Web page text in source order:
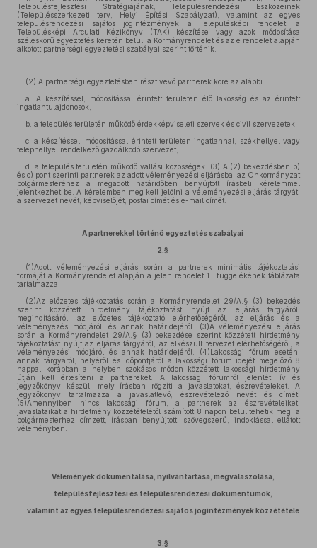
Településfejlesztési Stratégiájának, Településrendezési Eszközeinek
(Településszerkezeti terv, Helyi Építési Szabályzat), valamint az egyes
településrendezési sajátos jogintézmények a Településképi rendelet, a
Településképi Arculati Kézikönyv (TAK) készítése vagy azok módosítása
széleskörű egyeztetés keretén belül, a Kormányrendelet és az e rendelet alapján
alkotott partnerségi egyeztetési szabályai szerint történik.
(2) A partnerségi egyeztetésben részt vevő partnerek köre az alábbi:
a. A készítéssel, módosítással érintett területen élő lakosság és az érintett
ingatlantulajdonosok,
b. a település területén működő érdekképviseleti szervek és civil szervezetek,
c. a készítéssel, módosítással érintett területen ingatlannal, székhellyel vagy
telephellyel rendelkező gazdálkodó szervezet,
d. a település területén működő vallási közösségek. (3) A (2) bekezdésben b)
és c) pont szerinti partnerek az adott véleményezési eljárásba, az Önkormányzat
polgármesteréhez a megadott határidőben benyújtott írásbeli kérelemmel
jelentkezhet be. A kérelemben meg kell jelölni a véleményezési eljárás tárgyát,
a szervezet nevét, képviselőjét, postai címét és e-mail címét.
A partnerekkel történő egyeztetés szabályai
2.§
(1)Adott véleményezési eljárás során a partnerek minimális tájékoztatási
formáját a Kormányrendelet alapján a jelen rendelet 1.. függelékének táblázata
tartalmazza.
(2)Az előzetes tájékoztatás során a Kormányrendelet 29/A.§ (3) bekezdés
szerint közzétett hirdetmény tájékoztatást nyújt az eljárás tárgyáról,
megindításáról, az előzetes tájékoztató elérhetőségéről, az eljárás és a
véleményezés módjáról, és annak határidejéről. (3)A véleményezési eljárás
során a Kormányrendelet 29/A.§ (3) bekezdése szerint közzétett hirdetmény
tájékoztatást nyújt az eljárás tárgyáról, az elkészült tervezet elérhetőségéről, a
véleményezési módjáról és annak határidejéről. (4)Lakossági fórum esetén,
annak tárgyáról, helyéről és időpontjáról a lakossági fórum idejét megelőző 8
nappal korábban a helyben szokásos módon közzétett lakossági hirdetmény
útján kell értesíteni a partnereket. A lakossági fórumról jelenléti ív és
jegyzőkönyv készül, mely írásban rögzíti a javaslatokat, észrevételeket. A
jegyzőkönyv tartalmazza a javaslattevő, észrevételező nevét és címét.
(5)Amennyiben nincs lakossági fórum, a partnerek az észrevételeiket,
javaslataikat a hirdetmény közzétételétől számított 8 napon belül tehetik meg, a
polgármesterhez címzett, írásban benyújtott, szövegszerű, indoklással ellátott
véleményben.
Vélemények dokumentálása, nyilvántartása, megválaszolása,
településfejlesztési és településrendezési dokumentumok,
valamint az egyes településrendezési sajátos jogintézmények közzététele
3.§